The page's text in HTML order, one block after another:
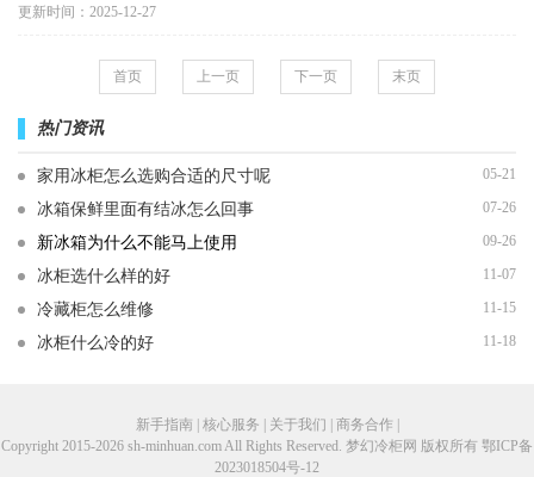
品牌、型号、功能各异，很多
更新时间：2025-12-27
首页 上一页 下一页 末页
热门资讯
家用冰柜怎么选购合适的尺寸呢 05-21
冰箱保鲜里面有结冰怎么回事 07-26
新冰箱为什么不能马上使用 09-26
冰柜选什么样的好 11-07
冷藏柜怎么维修 11-15
冰柜什么冷的好 11-18
新手指南 | 核心服务 | 关于我们 | 商务合作 |
Copyright 2015-2026 sh-minhuan.com All Rights Reserved. 梦幻冷柜网 版权所有 鄂ICP备
2023018504号-12